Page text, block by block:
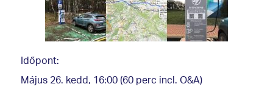
Időpont:
Május 26. kedd, 16:00 (60 perc incl. O&A)